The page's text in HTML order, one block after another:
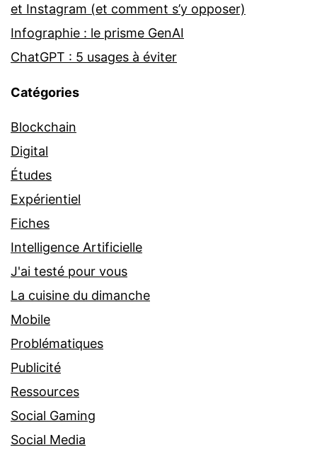
et Instagram (et comment s’y opposer)
Infographie : le prisme GenAI
ChatGPT : 5 usages à éviter
Catégories
Blockchain
Digital
Études
Expérientiel
Fiches
Intelligence Artificielle
J'ai testé pour vous
La cuisine du dimanche
Mobile
Problématiques
Publicité
Ressources
Social Gaming
Social Media